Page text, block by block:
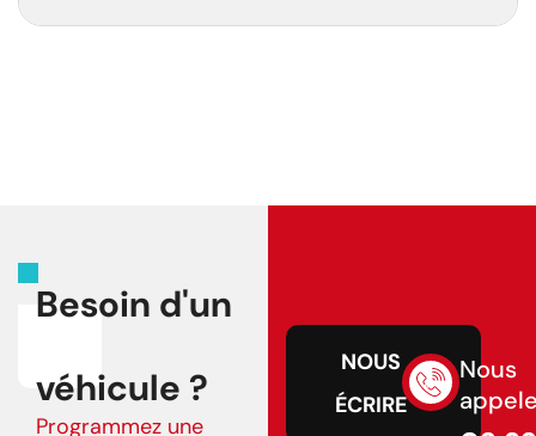
Besoin d'un
véhicule ?
Programmez une
NOUS
ÉCRIRE
Nous